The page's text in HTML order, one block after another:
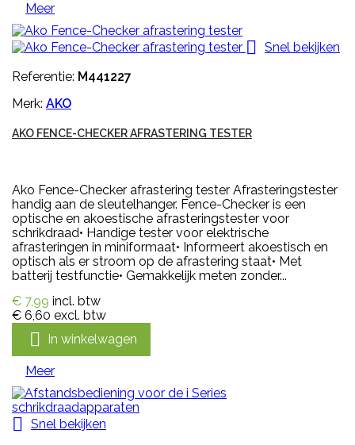
Meer

Snel bekijken
Referentie: M441227
Merk: AKO
AKO FENCE-CHECKER AFRASTERING TESTER
Ako Fence-Checker afrastering tester Afrasteringstester
handig aan de sleutelhanger. Fence-Checker is een
optische en akoestische afrasteringstester voor
schrikdraad• Handige tester voor elektrische
afrasteringen in miniformaat• Informeert akoestisch en
optisch als er stroom op de afrastering staat• Met
batterij testfunctie• Gemakkelijk meten zonder...
€ 7,99 incl. btw
€ 6,60 excl. btw
 In winkelwagen
Meer

Snel bekijken